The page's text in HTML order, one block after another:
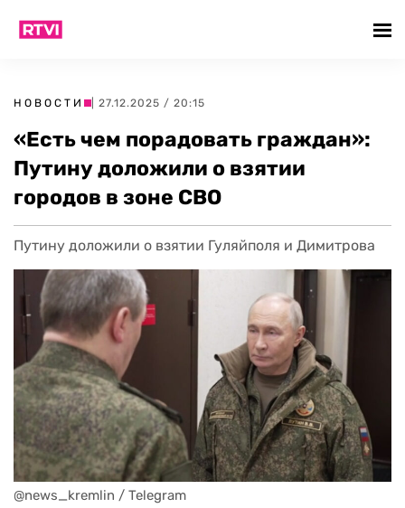
НОВОСТИ | 27.12.2025 / 20:15
«Есть чем порадовать граждан»:
Путину доложили о взятии
городов в зоне СВО
Путину доложили о взятии Гуляйполя и Димитрова
@news_kremlin / Telegram